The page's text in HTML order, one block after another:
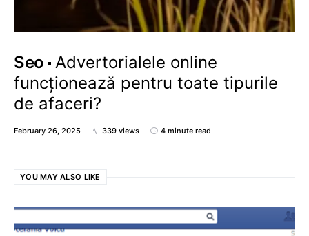
Seo Advertorialele online
funcționează pentru toate tipurile
de afaceri?
February 26, 2025 339 views 4 minute read
YOU MAY ALSO LIKE